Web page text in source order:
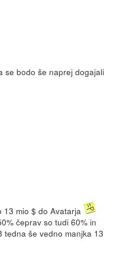
se bodo še naprej dogajali
13 mio $ do Avatarja
čeprav so tudi 60% in
še vedno manjka 13